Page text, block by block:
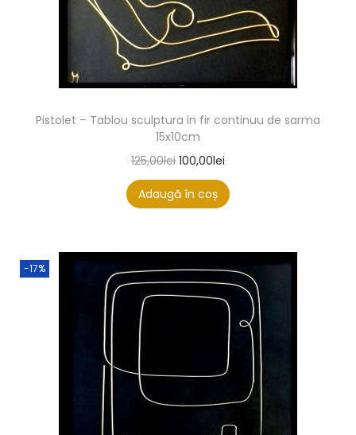
Pistolet – Tablou sculptura in fir continuu de sarma
15x10cm
125,00lei 100,00lei
Adaugă în coș
-17%